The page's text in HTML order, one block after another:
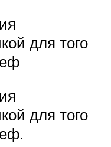
для того
для того